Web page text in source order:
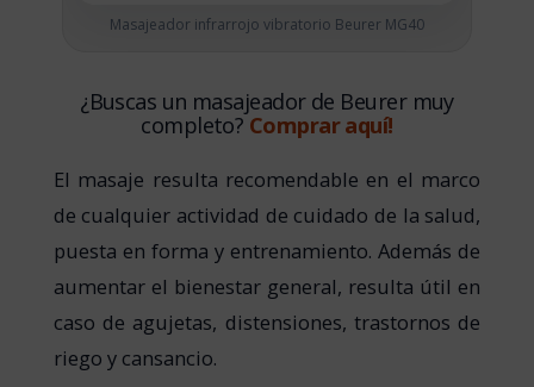
Masajeador infrarrojo vibratorio Beurer MG40
¿Buscas un masajeador de Beurer muy
completo? Comprar aquí!
El masaje resulta recomendable en el marco
de cualquier actividad de cuidado de la salud,
puesta en forma y entrenamiento. Además de
aumentar el bienestar general, resulta útil en
caso de agujetas, distensiones, trastornos de
riego y cansancio.